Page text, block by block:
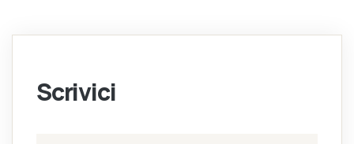
Scrivici